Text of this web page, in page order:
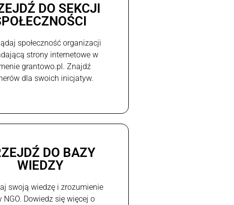
DO SEKCJI
społeczność organizacji
strony internetowe w
grantowo.pl. Znajdź
dla swoich inicjatyw.
DO BAZY
WIEDZY
swoją wiedzę i zrozumienie
NGO. Dowiedz się więcej o